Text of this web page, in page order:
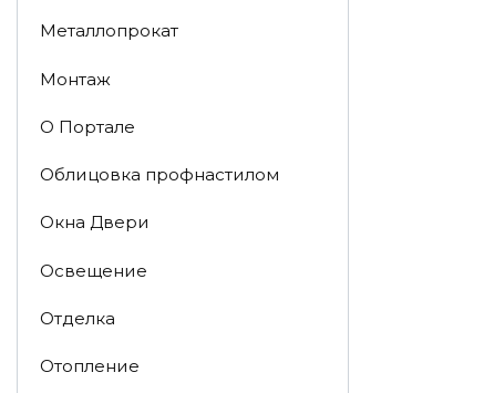
Металлопрокат
Монтаж
О Портале
Облицовка профнастилом
Окна Двери
Освещение
Отделка
Отопление